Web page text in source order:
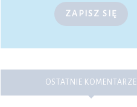
ZAPISZ SIĘ
OSTATNIE KOMENTARZE